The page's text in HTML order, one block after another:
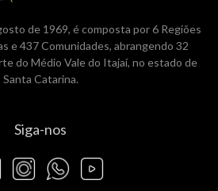
de 1969, é composta por 6 Regiões
e 437 Comunidades, abrangendo 32
do Médio Vale do Itajaí, no estado de
Santa Catarina.
Siga-nos